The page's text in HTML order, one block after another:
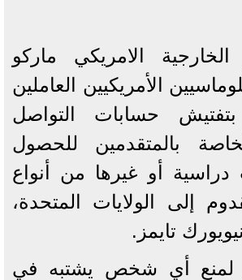
الامريكي ماركو
الأمريكيين العاملين
حسابات التواصل
بالمتقدمين للحصول
أو غيرها من أنواع
إلى الولايات المتحدة،
تايمز.
لمنع أي شخص يشتبه في